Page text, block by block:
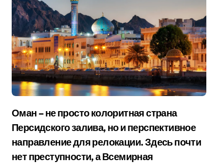
Оман – не просто колоритная страна
Персидского залива, но и перспективное
направление для релокации. Здесь почти
нет преступности, а Всемирная